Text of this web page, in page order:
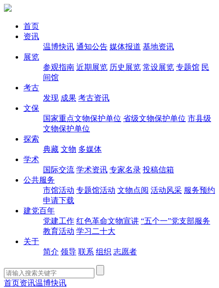
首页
资讯
温博快讯 通知公告 媒体报道 基地资讯
展览
参观指南 近期展览 历史展览 常设展览 专题馆 民
间馆
考古
发现 成果 考古资讯
文保
国家重点文物保护单位 省级文物保护单位 市县级
文物保护单位
探索
典藏 文物 多媒体
学术
国际交流 学术资讯 专家名录 投稿信箱
公共服务
市馆活动 专题馆活动 文物点阅 活动风采 服务预约
申请下载
建党百年
党建工作 红色革命文物宣讲 “五个一”党支部服务
教育活动 学习二十大
关于
简介 领导 联系 组织 志愿者
首页资讯温博快讯